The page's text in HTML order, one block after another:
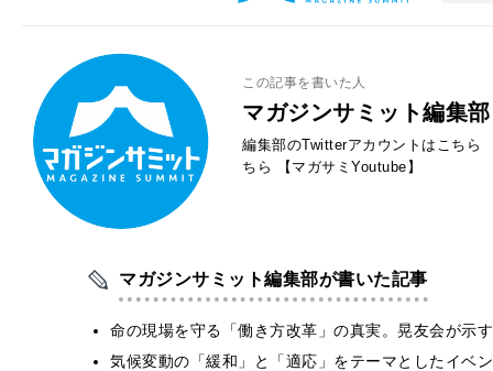
この記事を書いた人
マガジンサミット編集部
編集部のTwitterアカウントはこちら
ちら
【マガサミYoutube】
マガジンサミット編集部が書いた記事
命の現場を守る「働き方改革」の真実。晃友会が示
気候変動の「緩和」と「適応」をテーマとしたイベ